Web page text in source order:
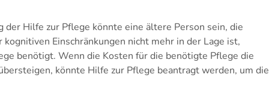
der Hilfe zur Pflege könnte eine ältere Person sein, die
Einschränkungen nicht mehr in der Lage ist,
benötigt. Wenn die Kosten für die benötigte Pflege die
könnte Hilfe zur Pflege beantragt werden, um die